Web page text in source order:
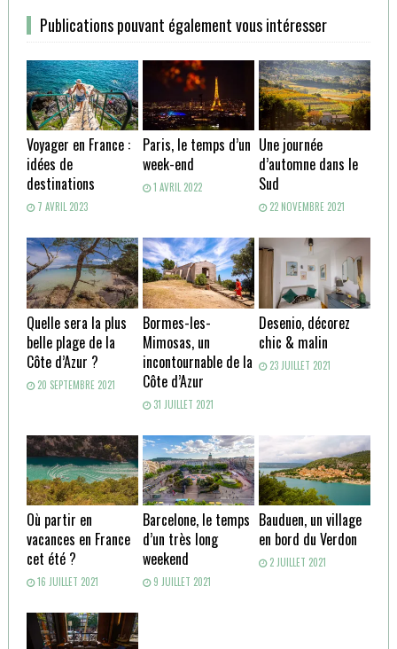
Publications pouvant également vous intéresser
Voyager en France :
idées de
destinations
7 AVRIL 2023
Paris, le temps d’un
week-end
1 AVRIL 2022
Une journée
d’automne dans le
Sud
22 NOVEMBRE 2021
Quelle sera la plus
belle plage de la
Côte d’Azur ?
20 SEPTEMBRE 2021
Bormes-les-
Mimosas, un
incontournable de la
Côte d’Azur
31 JUILLET 2021
Desenio, décorez
chic & malin
23 JUILLET 2021
Où partir en
vacances en France
cet été ?
16 JUILLET 2021
Barcelone, le temps
d’un très long
weekend
9 JUILLET 2021
Bauduen, un village
en bord du Verdon
2 JUILLET 2021